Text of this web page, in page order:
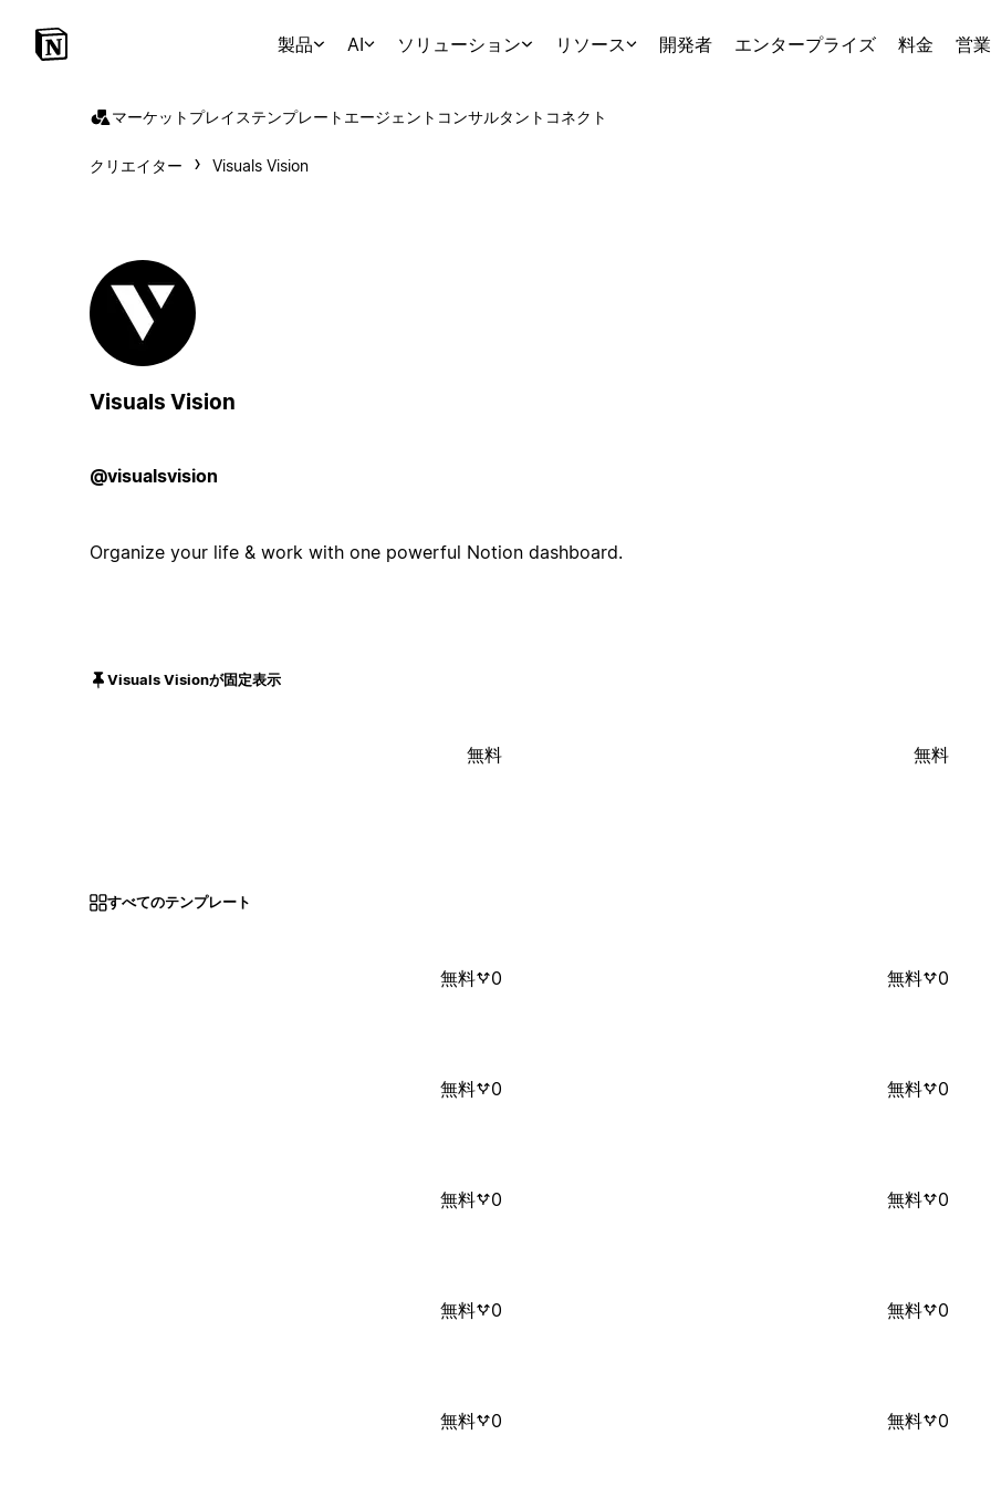
製品 AI ソリューション リソース 開発者 エンタープライズ 料金 営
マーケットプレイステンプレート エージェント コンサルタント コネクト
クリエイター Visuals Vision
Visuals Vision
@visualsvision
Organize your life & work with one powerful Notion dashboard.
Visuals Visionが固定表示
無料 無料
すべてのテンプレート
無料 0 無料 0
無料 0 無料 0
無料 0 無料 0
無料 0 無料 0
無料 0 無料 0